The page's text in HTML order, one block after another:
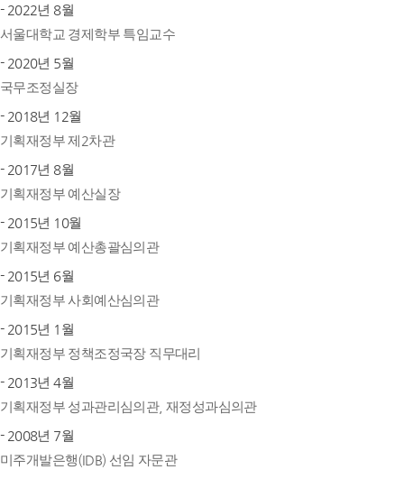
- 2022년 8월
서울대학교 경제학부 특임교수
- 2020년 5월
국무조정실장
- 2018년 12월
기획재정부 제2차관
- 2017년 8월
기획재정부 예산실장
- 2015년 10월
기획재정부 예산총괄심의관
- 2015년 6월
기획재정부 사회예산심의관
- 2015년 1월
기획재정부 정책조정국장 직무대리
- 2013년 4월
기획재정부 성과관리심의관, 재정성과심의관
- 2008년 7월
미주개발은행(IDB) 선임 자문관